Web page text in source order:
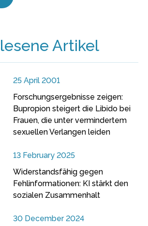
Artikel
25 April 2001
Forschungsergebnisse zeigen:
Bupropion steigert die Libido bei
Frauen, die unter vermindertem
sexuellen Verlangen leiden
13 February 2025
Widerstandsfähig gegen
Fehlinformationen: KI stärkt den
sozialen Zusammenhalt
30 December 2024